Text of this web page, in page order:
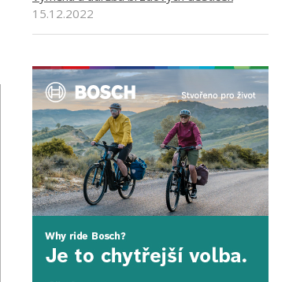
15.12.2022